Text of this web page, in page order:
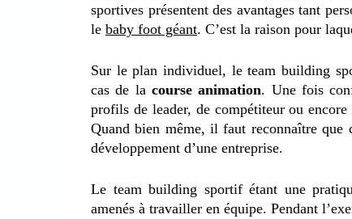
sportives présentent des avantages tant
le baby foot géant. C’est la raison pour
Sur le plan individuel, le team building
cas de la course animation. Une fois
profils de leader, de compétiteur ou
Quand bien même, il faut reconnaître que
développement d’une entreprise.
Le team building sportif étant une
amenés à travailler en équipe. Pendant